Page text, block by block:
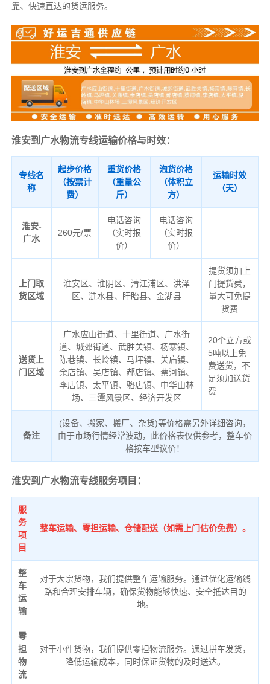
靠、快速直达的货运服务。
淮安到广水物流专线运输价格与时效：
专线名
称
起步价格
（按票计
费）
重货价格
（重量公
斤）
泡货价格
（体积立
方）
运输时效
（天）
淮安-
广水
260元/票
电话咨询
（实时报
价）
电话咨询
（实时报
价）
上门取
货区域
淮安区、淮阴区、清江浦区、洪泽
区、涟水县、盱眙县、金湖县
提货须加上
门提货费，
量大可免提
货费
送货上
门区域
广水应山街道、十里街道、广水街
道、城郊街道、武胜关镇、杨寨镇、
陈巷镇、长岭镇、马坪镇、关庙镇、
余店镇、吴店镇、郝店镇、蔡河镇、
李店镇、太平镇、骆店镇、中华山林
场、三潭风景区、经济开发区
20个立方或
5吨以上免
费送货，不
足须加送货
费
备注
(设备、搬家、搬厂、杂货)等价格需另外详细咨询，
由于市场行情经常波动，此价格表仅供参考，整车价
格按车型议价！
淮安到广水物流专线服务项目：
服
务
项
目
整车运输、零担运输、仓储配送（如需上门估价免费）。
整
车
运
输
对于大宗货物，我们提供整车运输服务。通过优化运输线
路和合理安排车辆，确保货物能够快速、安全抵达目的
地。
零
担
物
流
对于小件货物，我们提供零担物流服务。通过拼车发货，
降低运输成本，同时保证货物的及时送达。